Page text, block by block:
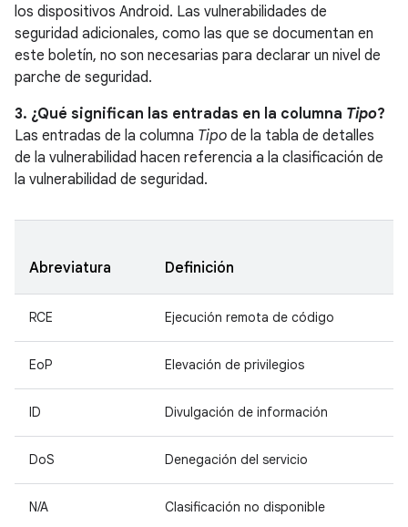
los dispositivos Android. Las vulnerabilidades de
seguridad adicionales, como las que se documentan en
este boletín, no son necesarias para declarar un nivel de
parche de seguridad.
3. ¿Qué significan las entradas en la columna Tipo?
Las entradas de la columna Tipo de la tabla de detalles
de la vulnerabilidad hacen referencia a la clasificación de
la vulnerabilidad de seguridad.
Abreviatura Definición
RCE Ejecución remota de código
EoP Elevación de privilegios
ID Divulgación de información
DoS Denegación del servicio
N/A Clasificación no disponible